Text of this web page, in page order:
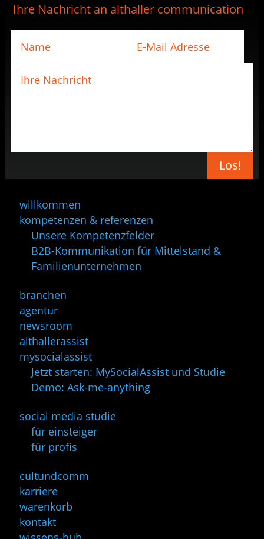
Ihre Nachricht an althaller communication
Los!
willkommen
kompetenzen & referenzen
Unsere Kompetenzfelder
B2B-Kommunikation für Mittelstand &
Familienunternehmen
branchen
agentur
newsroom
althallerassist
mysocialassist
Jetzt starten: MySocialAssist und Studie
Demo: Ask-me-anything
social media studie
für einsteiger
für profis
cultundcomm
karriere
warenkorb
kontakt